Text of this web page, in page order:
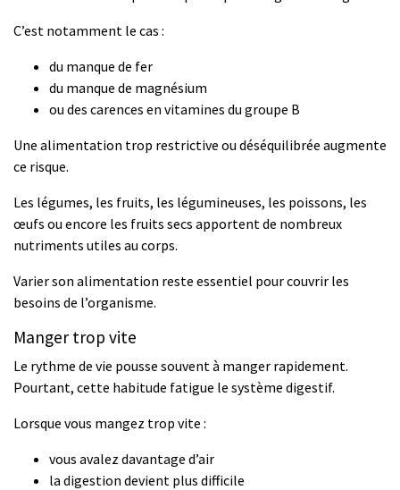
C’est notamment le cas :
du manque de fer
du manque de magnésium
ou des carences en vitamines du groupe B
Une alimentation trop restrictive ou déséquilibrée augmente
ce risque.
Les légumes, les fruits, les légumineuses, les poissons, les
œufs ou encore les fruits secs apportent de nombreux
nutriments utiles au corps.
Varier son alimentation reste essentiel pour couvrir les
besoins de l’organisme.
Manger trop vite
Le rythme de vie pousse souvent à manger rapidement.
Pourtant, cette habitude fatigue le système digestif.
Lorsque vous mangez trop vite :
vous avalez davantage d’air
la digestion devient plus difficile